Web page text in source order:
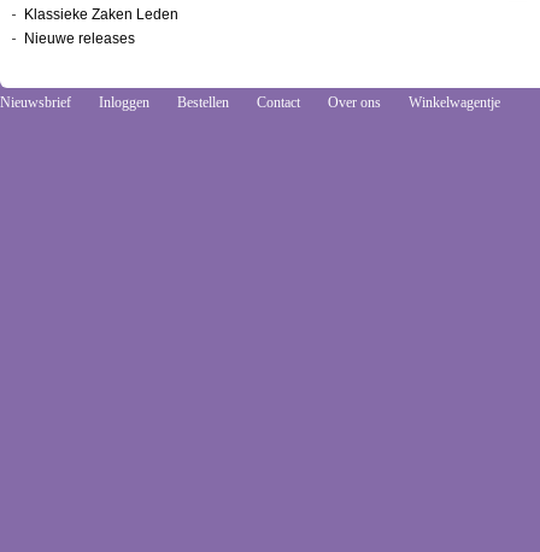
Klassieke Zaken Leden
Nieuwe releases
Nieuwsbrief Inloggen Bestellen Contact Over ons Winkelwagentje